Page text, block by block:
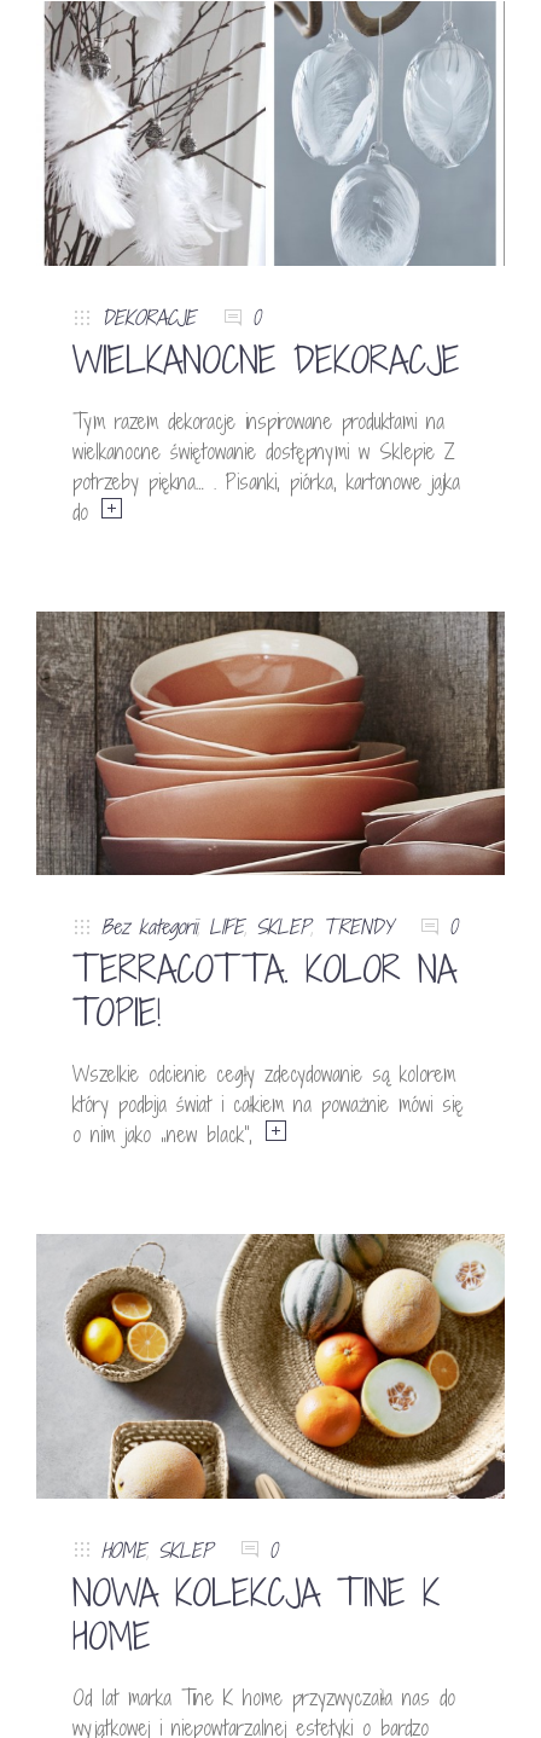
DEKORACJE 0
WIELKANOCNE DEKORACJE
Tym razem dekoracje inspirowane produktami na
wielkanocne świętowanie dostępnymi w Sklepie Z
potrzeby piękna… . Pisanki, piórka, kartonowe jajka
do
Bez kategorii, LIFE, SKLEP, TRENDY 0
TERRACOTTA. KOLOR NA
TOPIE!
Wszelkie odcienie cegły zdecydowanie są kolorem
który podbija świat i całkiem na poważnie mówi się
o nim jako „new black”,
HOME, SKLEP 0
NOWA KOLEKCJA TINE K
HOME
Od lat marka Tine K home przyzwyczaiła nas do
wyjątkowej i niepowtarzalnej estetyki o bardzo